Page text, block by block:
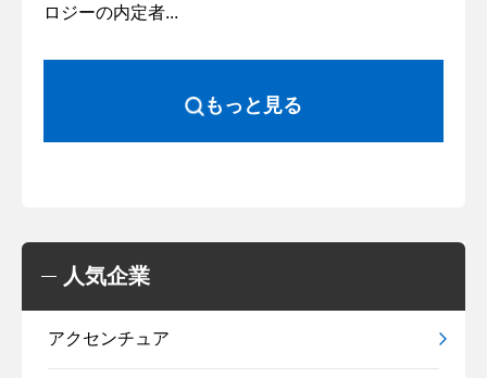
ロジーの内定者...
もっと見る
人気企業
アクセンチュア